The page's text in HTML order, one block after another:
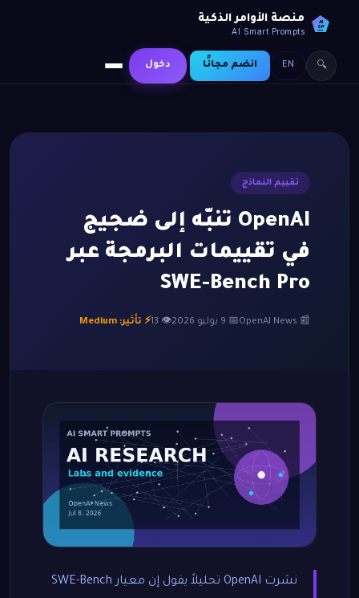
AI
SP
منصة الأوامر الذكية
AI Smart Prompts
🔍
EN انضم مجانًا دخول
تقييم النماذج
OpenAI تنبّه إلى ضجيج
في تقييمات البرمجة عبر
SWE-Bench Pro
📰 OpenAI News 📅 9 يوليو 2026 👁 13 ⚡ تأثير: Medium
نشرت OpenAI تحليلاً يقول إن معيار SWE-Bench